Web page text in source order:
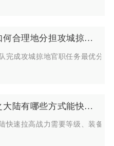
四人如何合理地分担攻城掠地官职任务
完成攻城掠地官职任务最优分
在风之大陆有哪些方式能快速提升战力
快速拉高战力需要等级、装备